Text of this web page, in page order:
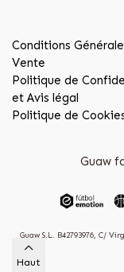
Conditions
Vente
Politique de
et Avis légal
Politique de
Guaw
Guaw S.L. B42793976, C/
Haut